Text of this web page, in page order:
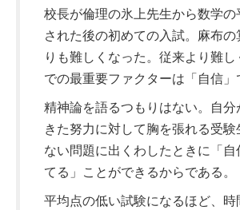
校長が倫理の氷上先生から数学の
された後の初めての入試。麻布の
りも難しくなった。従来より難し
での最重要ファクターは「自信」
精神論を語るつもりはない。自分
きた努力に対して胸を張れる受験
ない問題に出くわしたときに「自
てる」ことができるからである。
平均点の低い試験になるほど、時